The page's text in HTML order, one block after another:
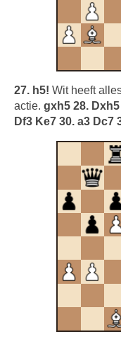
27. h5! Wit heeft
actie. gxh5 28.
Df3 Ke7 30. a3 Dc7